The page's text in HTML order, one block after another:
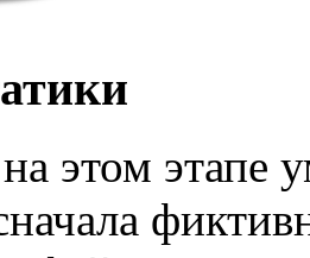
этом этапе